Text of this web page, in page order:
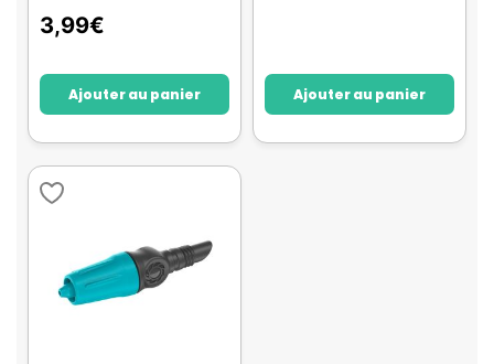
3,99€
Ajouter au panier Ajouter au panier